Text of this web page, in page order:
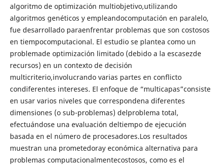
algoritmo de optimización multiobjetivo,utilizando
algoritmos genéticos y empleandocomputación en paralelo,
fue desarrollado paraenfrentar problemas que son costosos
en tiempocomputacional. El estudio se plantea como un
problemade optimización limitado (debido a la escasezde
recursos) en un contexto de decisión
multicriterio,involucrando varias partes en conflicto
condiferentes intereses. El enfoque de “multicapas”consiste
en usar varios niveles que correspondena diferentes
dimensiones (o sub-problemas) delproblema total,
efectuándose una evaluación deltiempo de ejecución
basada en el número de procesadores.Los resultados
muestran una prometedoray económica alternativa para
problemas computacionalmentecostosos, como es el